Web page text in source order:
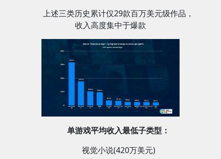
上述三类历史累计仅29款百万美元级作品，
收入高度集中于爆款
单游戏平均收入最低子类型：
视觉小说(420万美元)